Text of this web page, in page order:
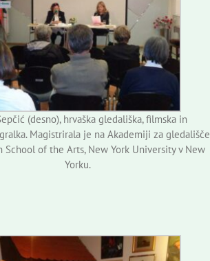
(desno), hrvaška gledališka, filmska in
Magistrirala je na Akademiji za gledališče
School of the Arts, New York University v New
Yorku.